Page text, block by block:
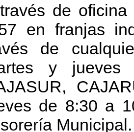
de
en franjas
de
y
de 8:30 a
Municipal.